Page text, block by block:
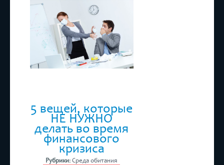
5 вещей, которые
НЕ НУЖНО
делать во время
финансового
кризиса
Рубрики: Среда обитания